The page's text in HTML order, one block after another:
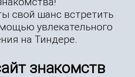
свой шанс встретить
увлекательного
на Тиндере.
знакомств